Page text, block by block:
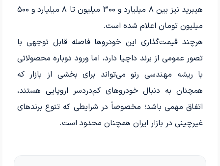
هیبرید نیز بین ۸ میلیارد و ۳۰۰ میلیون تا ۸ میلیارد و ۵۰۰
میلیون تومان اعلام شده است.
هرچند قیمت‌گذاری این خودروها فاصله قابل توجهی با
تصور عمومی از برند داچیا دارد، اما ورود دوباره محصولاتی
با ریشه مهندسی رنو می‌تواند برای بخشی از بازار که
همچنان به دنبال خودروهای کم‌دردسر اروپایی هستند،
اتفاق مهمی باشد؛ مخصوصاً در شرایطی که تنوع برندهای
غیرچینی در بازار ایران همچنان محدود است.